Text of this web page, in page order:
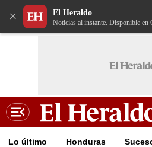
× El Heraldo
Noticias al instante. Disponible en
Lo último Honduras